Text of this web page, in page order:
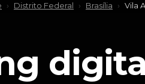
› Distrito Federal › Brasília › Vila